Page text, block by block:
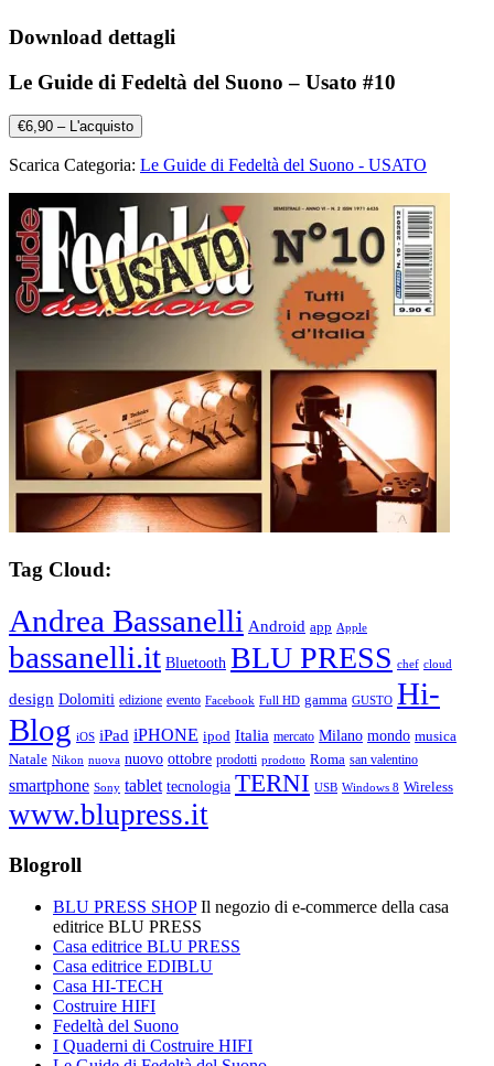
Download dettagli
Le Guide di Fedeltà del Suono – Usato #10
€6,90 – L'acquisto
Scarica Categoria: Le Guide di Fedeltà del Suono - USATO
Tag Cloud:
Andrea Bassanelli Android app Apple
bassanelli.it Bluetooth BLU PRESS chef cloud
design Dolomiti edizione evento Facebook Full HD gamma GUSTO Hi-
Blog iOS iPad iPHONE ipod Italia mercato Milano mondo musica
Natale Nikon nuova nuovo ottobre prodotti prodotto Roma san valentino
smartphone Sony tablet tecnologia TERNI USB Windows 8 Wireless
www.blupress.it
Blogroll
BLU PRESS SHOPIl negozio di e-commerce della casa
editrice BLU PRESS
Casa editrice BLU PRESS
Casa editrice EDIBLU
Casa HI-TECH
Costruire HIFI
Fedeltà del Suono
I Quaderni di Costruire HIFI